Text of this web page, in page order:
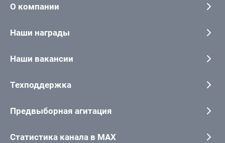
О компании
Наши награды
Наши вакансии
Техподдержка
Предвыборная агитация
Статистика канала в MAX